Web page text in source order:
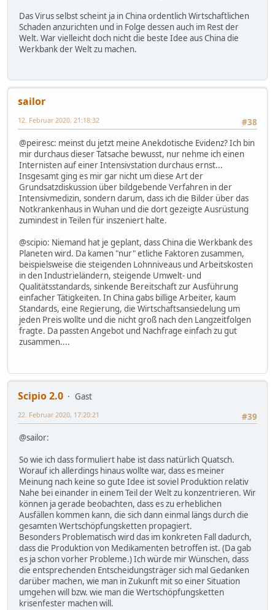
Das Virus selbst scheint ja in China ordentlich Wirtschaftlichen
Schaden anzurichten und in Folge dessen auch im Rest der
Welt. War vielleicht doch nicht die beste Idee aus China die
Werkbank der Welt zu machen.
sailor
#38
12. Februar 2020, 21:18:32
@peiresc: meinst du jetzt meine Anekdotische Evidenz? Ich bin
mir durchaus dieser Tatsache bewusst, nur nehme ich einen
Internisten auf einer Intensivstation durchaus ernst...
Insgesamt ging es mir gar nicht um diese Art der
Grundsatzdiskussion über bildgebende Verfahren in der
Intensivmedizin, sondern darum, dass ich die Bilder über das
Notkrankenhaus in Wuhan und die dort gezeigte Ausrüstung
zumindest in Teilen für inszeniert halte.
@scipio: Niemand hat je geplant, dass China die Werkbank des
Planeten wird. Da kamen "nur" etliche Faktoren zusammen,
beispielsweise die steigenden Lohnniveaus und Arbeitskosten
in den Industrieländern, steigende Umwelt- und
Qualitätsstandards, sinkende Bereitschaft zur Ausführung
einfacher Tätigkeiten. In China gabs billige Arbeiter, kaum
Standards, eine Regierung, die Wirtschaftsansiedelung um
jeden Preis wollte und die nicht groß nach den Langzeitfolgen
fragte. Da passten Angebot und Nachfrage einfach zu gut
zusammen....
Scipio 2.0
Gast
#39
22. Februar 2020, 17:20:21
@sailor:
So wie ich dass formuliert habe ist dass natürlich Quatsch.
Worauf ich allerdings hinaus wollte war, dass es meiner
Meinung nach keine so gute Idee ist soviel Produktion relativ
Nahe bei einander in einem Teil der Welt zu konzentrieren. Wir
können ja gerade beobachten, dass es zu erheblichen
Ausfällen kommen kann, die sich dann einmal längs durch die
gesamten Wertschöpfungsketten propagiert.
Besonders Problematisch wird das im konkreten Fall dadurch,
dass die Produktion von Medikamenten betroffen ist. (Da gab
es ja schon vorher Probleme.) Ich würde mir Wünschen, dass
die entsprechenden Entscheidungsträger sich mal Gedanken
darüber machen, wie man in Zukunft mit so einer Situation
umgehen will bzw. wie man die Wertschöpfungsketten
krisenfester machen will.